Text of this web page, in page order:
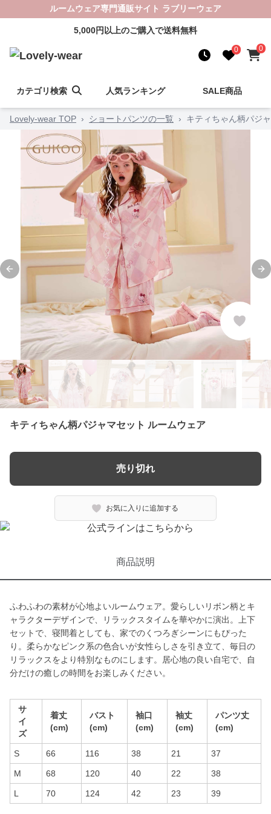
ルームウェア専門通販サイト ラブリーウェア
5,000円以上のご購入で送料無料
0 0
カテゴリ検索 人気ランキング SALE商品
Lovely-wear TOP › ショートパンツの一覧 › キティちゃん柄パジ
Previous slide
キティちゃん柄パジャマセット ルームウェア
売り切れ
お気に入りに追加する
商品説明
ふわふわの素材が心地よいルームウェア。愛らしいリボン柄とキ
ャラクターデザインで、リラックスタイムを華やかに演出。上下
セットで、寝間着としても、家でのくつろぎシーンにもぴった
り。柔らかなピンク系の色合いが女性らしさを引き立て、毎日の
リラックスをより特別なものにします。居心地の良い自宅で、自
分だけの癒しの時間をお楽しみください。
サ
イ
ズ
着丈
(cm)
バスト
(cm)
袖口
(cm)
袖丈
(cm)
パンツ丈
(cm)
S 66 116 38 21 37
M 68 120 40 22 38
L 70 124 42 23 39